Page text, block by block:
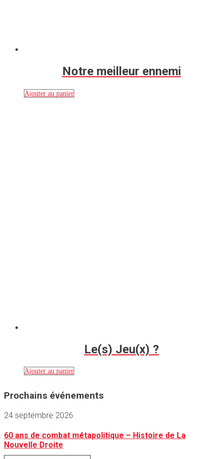
Notre meilleur ennemi
Ajouter au panier
Le(s) Jeu(x) ?
Ajouter au panier
Prochains événements
24 septembre 2026
60 ans de combat métapolitique – Histoire de La
Nouvelle Droite